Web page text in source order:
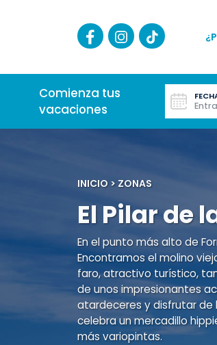
Comienza tus
vacaciones
INICIO> ZONAS
El Pilar de
En el punto más alto de
Encontramos el molino
faro, atractivo turístico,
de unos impresionantes
atardeceres y disfrutar de
celebra un mercadillo
más variopintas.